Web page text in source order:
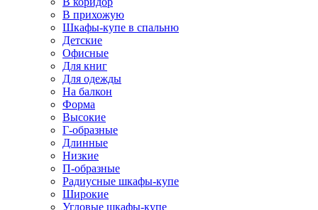
В прихожую
Шкафы-купе в спальню
Детские
Офисные
Для книг
Для одежды
На балкон
Форма
Высокие
Г-образные
Длинные
Низкие
П-образные
Радиусные шкафы-купе
Широкие
Угловые шкафы-купе